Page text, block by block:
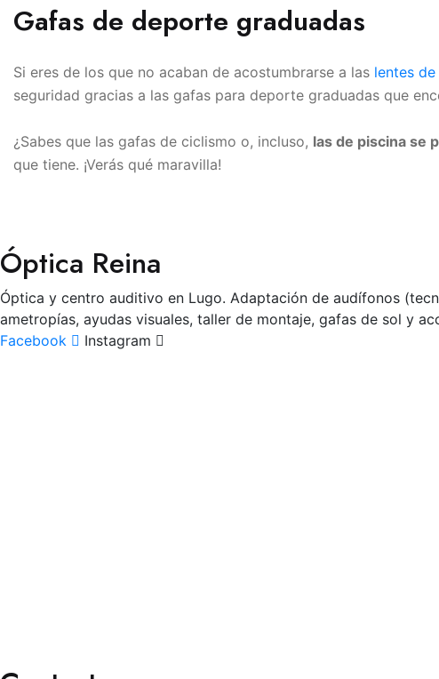
Gafas de deporte graduadas
Si eres de los que no acaban de acostumbrarse a las lentes
seguridad gracias a las gafas para deporte graduadas que
¿Sabes que las gafas de ciclismo o, incluso, las de piscina se
que tiene. ¡Verás qué maravilla!
Óptica Reina
Óptica y centro auditivo en Lugo. Adaptación de audífonos
ametropías, ayudas visuales, taller de montaje, gafas de sol y
Facebook
Instagram